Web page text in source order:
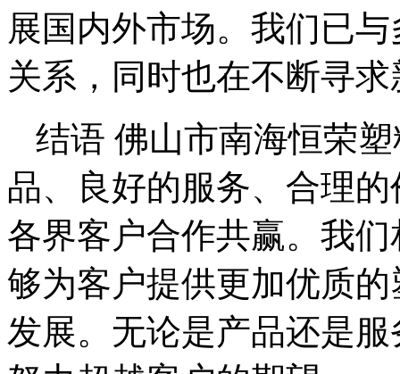
展国内外市场。我们已
关系，同时也在不断寻
结语 佛山市南海恒荣
品、良好的服务、合理
各界客户合作共赢。我
够为客户提供更加优质
发展。无论是产品还是